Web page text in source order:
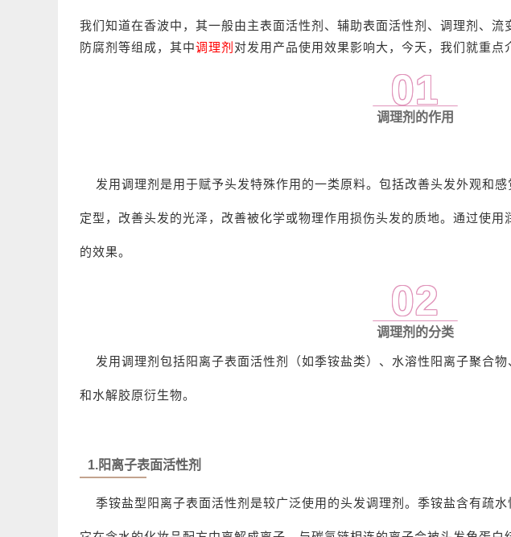
我们知道在香波中， 其一般由主表面活性剂、辅助表面活性剂、调理剂、流
防腐剂等组成，其中调理剂对发用产品使用效果影响大，今天，我们就重点
01
调理剂的作用
发用调理剂是用于赋予头发特殊作用的一类原料。包括改善头发外观和
定型，改善头发的光泽，改善被化学或物理作用损伤头发的质地。通过使
的效果。
02
调理剂的分类
发用调理剂包括阳离子表面活性剂（如季铵盐类）、水溶性阳离子聚合
和水解胶原衍生物。
1.阳离子表面活性剂
季铵盐型阳离子表面活性剂是较广泛使用的头发调理剂。季铵盐含有疏